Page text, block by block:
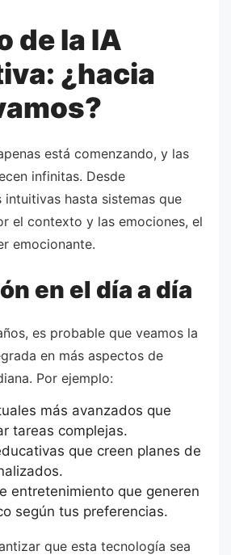
de la IA
¿hacia
está comenzando, y las
infinitas. Desde
intuitivas hasta sistemas que
el contexto y las emociones, el
emocionante.
en el día a día
es probable que veamos la
en más aspectos de
Por ejemplo:
más avanzados que
tareas complejas.
que creen planes de
entretenimiento que generen
según tus preferencias.
que esta tecnología sea